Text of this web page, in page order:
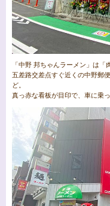
「中野 邦ちゃんラーメン」は「
五差路交差点すぐ近くの中野郵
ど。
真っ赤な看板が目印で、車に乗